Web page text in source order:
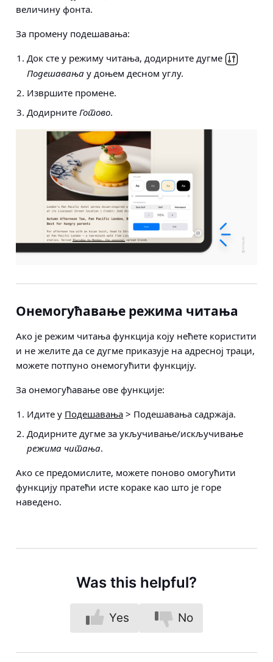
величину фонта.
За промену подешавања:
Док сте у режиму читања, додирните дугме
Подешавања у доњем десном углу.
Извршите промене.
Додирните Готово.
Онемогућавање режима читања
Ако је режим читања функција коју нећете користити
и не желите да се дугме приказује на адресној траци,
можете потпуно онемогућити функцију.
За онемогућавање ове функције:
Идите у Подешавања > Подешавања садржаја.
Додирните дугме за укључивање/искључивање
режима читања.
Ако се предомислите, можете поново омогућити
функцију пратећи исте кораке као што је горе
наведено.
Was this helpful?
Yes No